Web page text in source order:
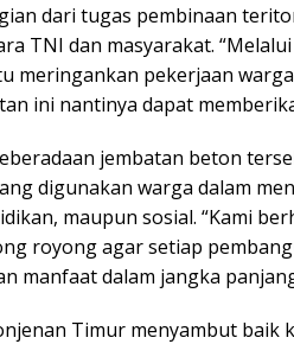
dari tugas pembinaan
TNI dan masyarakat.
meringankan pekerjaan
ini nantinya dapat
jembatan beton
digunakan warga dalam
maupun sosial. “Kami
royong agar setiap
manfaat dalam jangka
Timur menyambut baik